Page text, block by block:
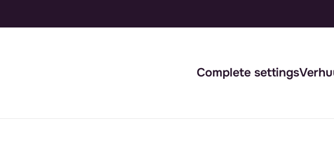
Complete settings